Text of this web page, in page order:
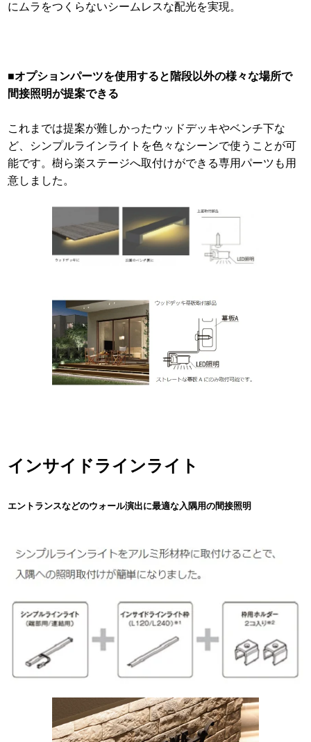
にムラをつくらないシームレスな配光を実現。
■オプションパーツを使用すると階段以外の様々な場所で
間接照明が提案できる
これまでは提案が難しかったウッドデッキやベンチ下な
ど、シンプルラインライトを色々なシーンで使うことが可
能です。樹ら楽ステージへ取付けができる専用パーツも用
意しました。
インサイドラインライト
エントランスなどのウォール演出に最適な入隅用の間接照明